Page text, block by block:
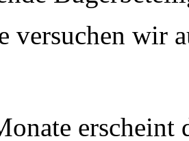
versuchen wir
erscheint